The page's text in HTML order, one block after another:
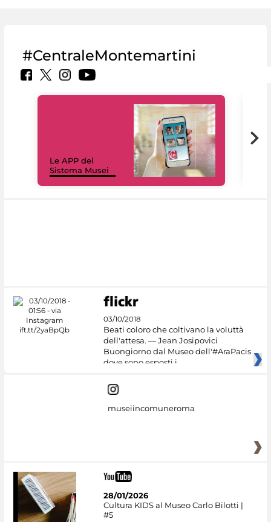
#CentraleMontemartini
Le APP del
Sistema Musei
03/10/2018
Beati coloro che coltivano la voluttà
dell'attesa. — Jean Josipovici
Buongiorno dal Museo dell'#AraPacis
dove sono esposti i
museiincomuneroma
28/01/2026
Cultura KIDS al Museo Carlo Bilotti |
#5